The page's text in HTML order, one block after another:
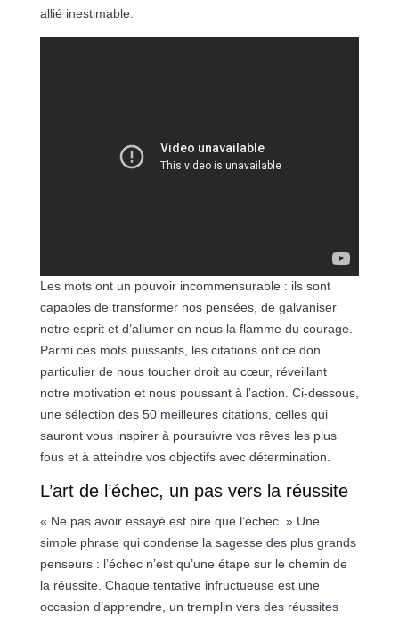
allié inestimable.
Les mots ont un pouvoir incommensurable : ils sont
capables de transformer nos pensées, de galvaniser
notre esprit et d’allumer en nous la flamme du courage.
Parmi ces mots puissants, les citations ont ce don
particulier de nous toucher droit au cœur, réveillant
notre motivation et nous poussant à l’action. Ci-dessous,
une sélection des 50 meilleures citations, celles qui
sauront vous inspirer à poursuivre vos rêves les plus
fous et à atteindre vos objectifs avec détermination.
L’art de l’échec, un pas vers la réussite
« Ne pas avoir essayé est pire que l’échec. » Une
simple phrase qui condense la sagesse des plus grands
penseurs : l’échec n’est qu’une étape sur le chemin de
la réussite. Chaque tentative infructueuse est une
occasion d’apprendre, un tremplin vers des réussites